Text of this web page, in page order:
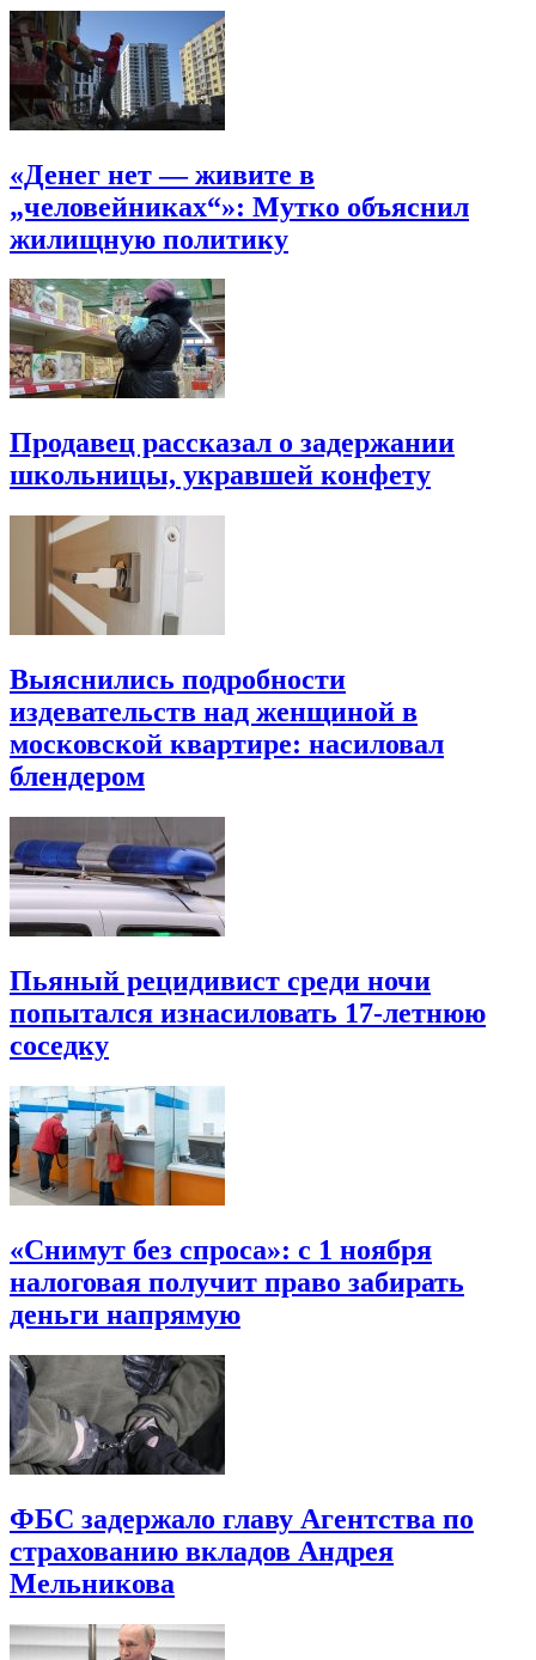
«Денег нет — живите в
„человейниках“»: Мутко объяснил
жилищную политику
Продавец рассказал о задержании
школьницы, укравшей конфету
Выяснились подробности
издевательств над женщиной в
московской квартире: насиловал
блендером
Пьяный рецидивист среди ночи
попытался изнасиловать 17-летнюю
соседку
«Снимут без спроса»: с 1 ноября
налоговая получит право забирать
деньги напрямую
ФБС задержало главу Агентства по
страхованию вкладов Андрея
Мельникова